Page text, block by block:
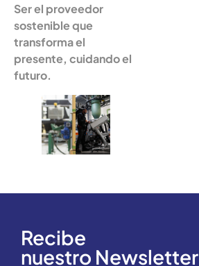
Ser el proveedor
sostenible que
transforma el
presente, cuidando el
futuro.
Recibe
nuestro Newsletter